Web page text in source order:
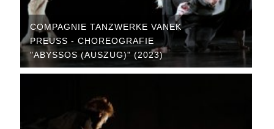
COMPAGNIE TANZWERKE VANEK
PREUSS - CHOREOGRAFIE "
ABYSSOS (AUSZUG)" (2023)